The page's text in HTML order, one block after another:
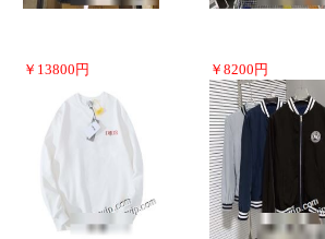
￥ 13800 円 ￥ 8200 円